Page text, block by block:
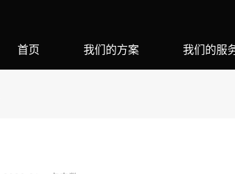
首页 我们的方案 我们的服